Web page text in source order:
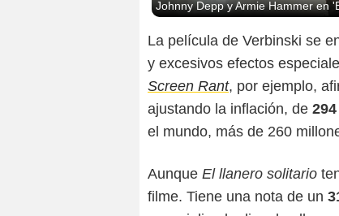
Johnny Depp y Armie Hammer en
La película de Verbinski se
y excesivos efectos
Screen Rant, por ejemplo,
ajustando la inflación, de
el mundo, más de 260
Aunque El llanero solitario
filme. Tiene una nota de un